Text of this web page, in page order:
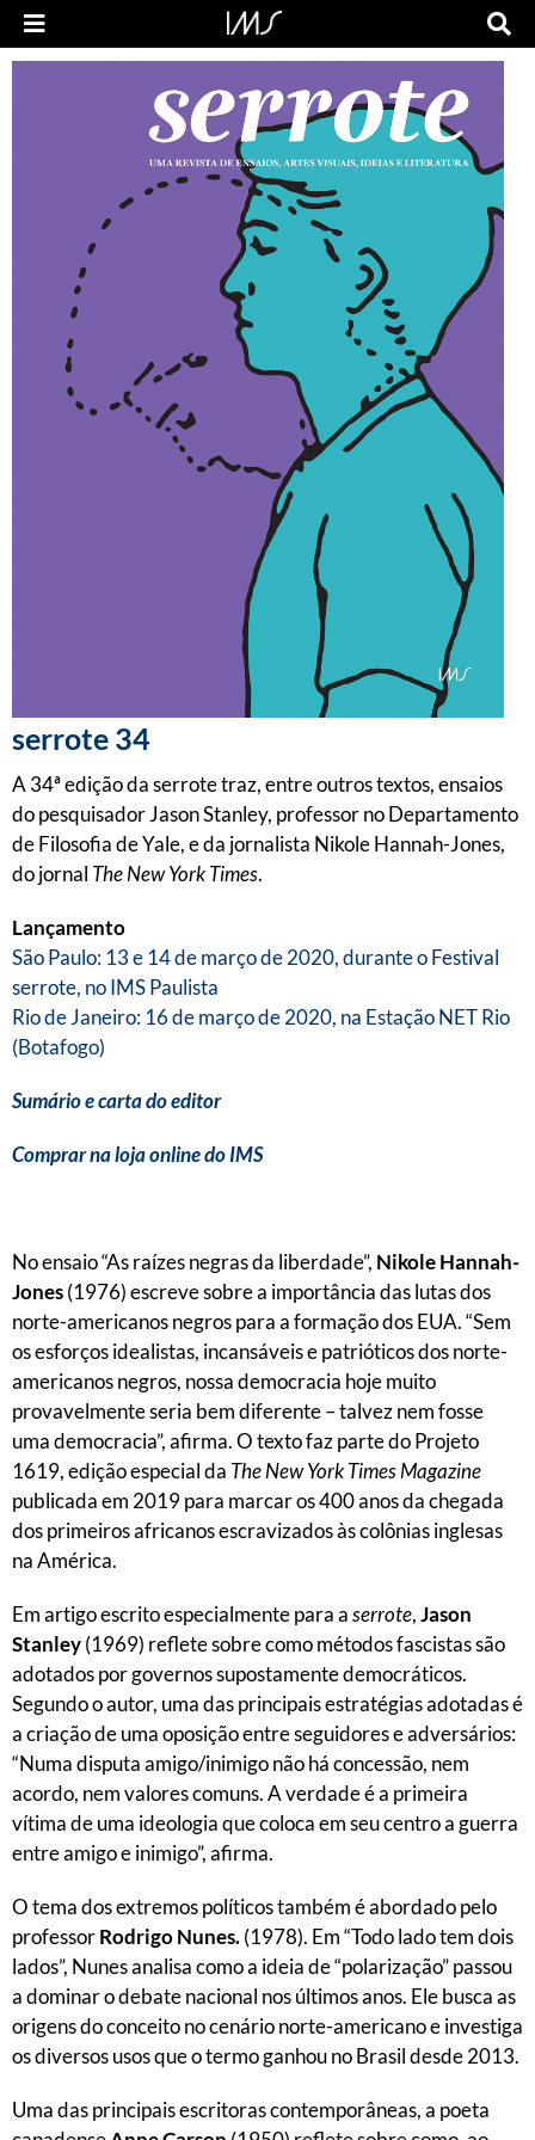
serrote 34
A 34ª edição da serrote traz, entre outros textos, ensaios
do pesquisador Jason Stanley, professor no Departamento
de Filosofia de Yale, e da jornalista Nikole Hannah-Jones,
do jornal The New York Times.
Lançamento
São Paulo: 13 e 14 de março de 2020, durante o Festival
serrote, no IMS Paulista
Rio de Janeiro: 16 de março de 2020, na Estação NET Rio
(Botafogo)
Sumário e carta do editor
Comprar na loja online do IMS
No ensaio “As raízes negras da liberdade”, Nikole Hannah-
Jones(1976) escreve sobre a importância das lutas dos
norte-americanos negros para a formação dos EUA. “Sem
os esforços idealistas, incansáveis e patrióticos dos norte-
americanos negros, nossa democracia hoje muito
provavelmente seria bem diferente – talvez nem fosse
uma democracia”, afirma. O texto faz parte do Projeto
1619, edição especial da The New York Times Magazine
publicada em 2019 para marcar os 400 anos da chegada
dos primeiros africanos escravizados às colônias inglesas
na América.
Em artigo escrito especialmente para aserrote,Jason
Stanley(1969) reflete sobre como métodos fascistas são
adotados por governos supostamente democráticos.
Segundo o autor, uma das principais estratégias adotadas é
a criação de uma oposição entre seguidores e adversários:
“Numa disputa amigo/inimigo não há concessão, nem
acordo, nem valores comuns. A verdade é a primeira
vítima de uma ideologia que coloca em seu centro a guerra
entre amigo e inimigo”, afirma.
O tema dos extremos políticos também é abordado pelo
professorRodrigo Nunes.(1978). Em “Todo lado tem dois
lados”, Nunes analisa como a ideia de “polarização” passou
a dominar o debate nacional nos últimos anos. Ele busca as
origens do conceito no cenário norte-americano e investiga
os diversos usos que o termo ganhou no Brasil desde 2013.
Uma das principais escritoras contemporâneas, a poeta